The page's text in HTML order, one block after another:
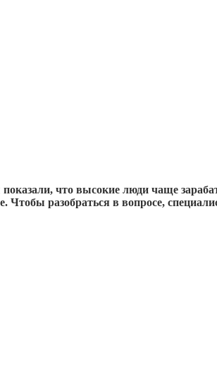
что высокие люди чаще
Чтобы разобраться в вопросе,